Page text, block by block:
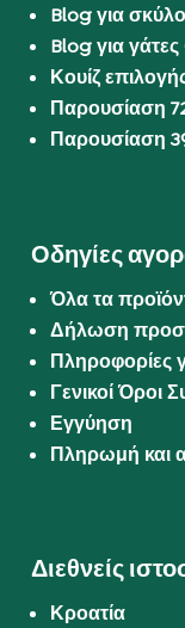
Blog για
Blog για
Κουίζ
Παρουσίαση
Παρουσίαση
Οδηγίες
Όλα τα
Δήλωση
Πληροφορίες
Γενικοί Όροι
Εγγύηση
Πληρωμή και
Διεθνείς
Κροατία